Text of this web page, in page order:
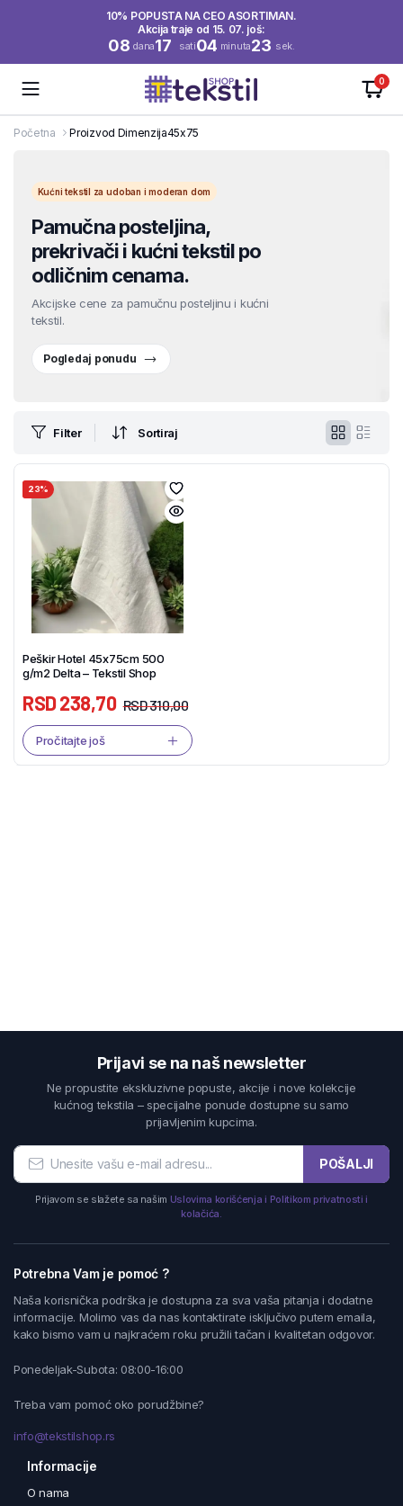
10% POPUSTA NA CEO ASORTIMAN.
Akcija traje od 15. 07. još:
08 dana17 sati04 minuta23 sek.
0
Početna Proizvod Dimenzija45x75
Kućni tekstil za udoban i moderan dom
Pamučna posteljina,
prekrivači i kućni tekstil po
odličnim cenama.
Akcijske cene za pamučnu posteljinu i kućni
tekstil.
Pogledaj ponudu
Filter Sortiraj
23%
Peškir Hotel 45x75cm 500
g/m2 Delta – Tekstil Shop
RSD310,00
RSD238,70
Pročitajte još
Prijavi se na naš newsletter
Ne propustite ekskluzivne popuste, akcije i nove kolekcije
kućnog tekstila – specijalne ponude dostupne su samo
prijavljenim kupcima.
POŠALJI
Prijavom se slažete sa našim Uslovima korišćenja i Politikom privatnosti i
kolačića.
Potrebna Vam je pomoć ?
Naša korisnička podrška je dostupna za sva vaša pitanja i dodatne
informacije. Molimo vas da nas kontaktirate isključivo putem emaila,
kako bismo vam u najkraćem roku pružili tačan i kvalitetan odgovor.
Ponedeljak-Subota: 08:00-16:00
Treba vam pomoć oko porudžbine?
info@tekstilshop.rs
Informacije
O nama